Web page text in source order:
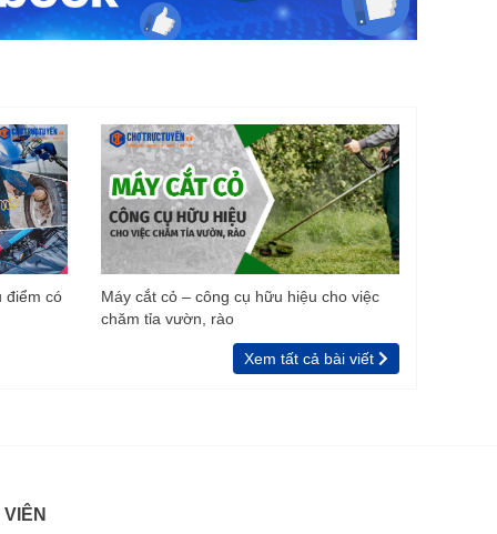
điểm có
Máy cắt cỏ – công cụ hữu hiệu cho việc
chăm tỉa vườn, rào
Xem tất cả bài viết